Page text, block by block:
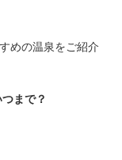
めの温泉をご紹介
まで？